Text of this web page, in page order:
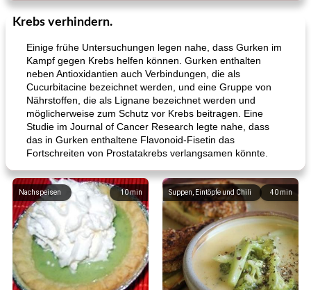
Krebs verhindern.
Einige frühe Untersuchungen legen nahe, dass Gurken im
Kampf gegen Krebs helfen können. Gurken enthalten
neben Antioxidantien auch Verbindungen, die als
Cucurbitacine bezeichnet werden, und eine Gruppe von
Nährstoffen, die als Lignane bezeichnet werden und
möglicherweise zum Schutz vor Krebs beitragen. Eine
Studie im Journal of Cancer Research legte nahe, dass
das in Gurken enthaltene Flavonoid-Fisetin das
Fortschreiten von Prostatakrebs verlangsamen könnte.
10min
Nachspeisen 40 min
Suppen, Eintöpfe und Chili